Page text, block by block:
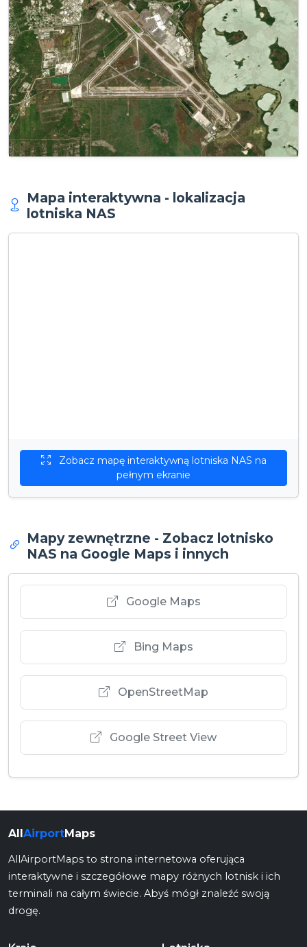
Mapa interaktywna - lokalizacja
lotniska NAS
pełnym ekranie
Mapy zewnętrzne - Zobacz lotnisko
NAS na Google Maps i innych
Google Maps
Bing Maps
OpenStreetMap
Google Street View
AllAirportMaps
AllAirportMaps to strona internetowa oferująca
interaktywne i szczegółowe mapy różnych lotnisk i ich
terminali na całym świecie. Abyś mógł znaleźć swoją
drogę.